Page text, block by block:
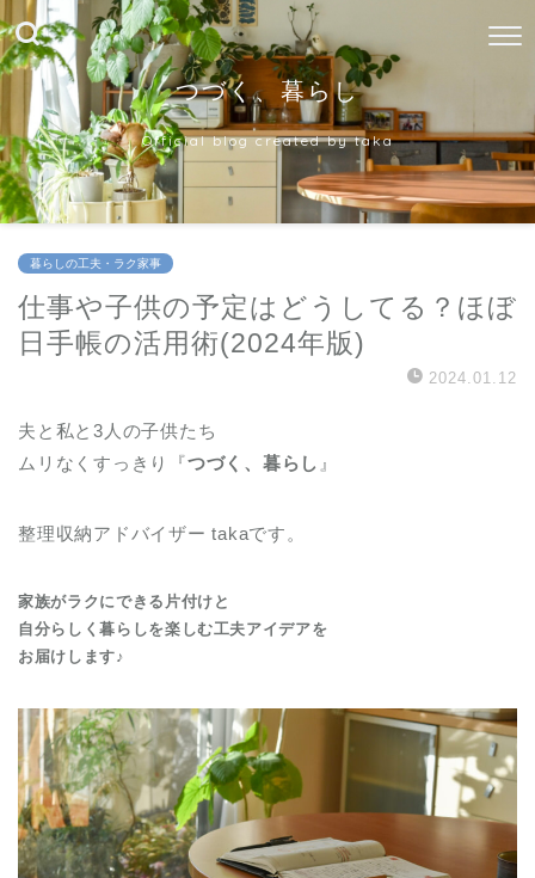
つづく、暮らし
Official blog created by taka
暮らしの工夫・ラク家事
仕事や子供の予定はどうしてる？ほぼ
日手帳の活用術(2024年版)
2024.01.12
夫と私と3人の子供たち
ムリなくすっきり『つづく、暮らし 』
整理収納アドバイザー takaです。
家族がラクにできる片付けと
自分らしく暮らしを楽しむ工夫アイデアを
お届けします♪